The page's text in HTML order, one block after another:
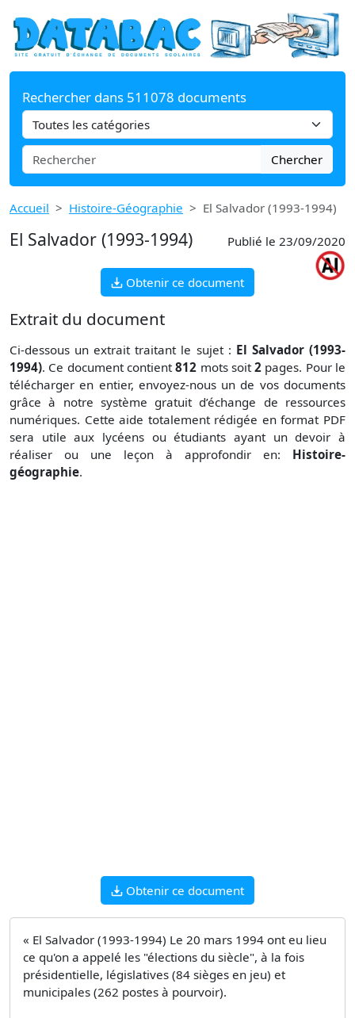
Rechercher dans 511078 documents
Chercher
Accueil Histoire-Géographie El Salvador (1993-1994)
El Salvador (1993-1994) Publié le 23/09/2020
Obtenir ce document
Extrait du document
Ci-dessous un extrait traitant le sujet : El Salvador (1993-
1994). Ce document contient812 mots soit2 pages. Pour le
télécharger en entier, envoyez-nous un de vos documents
grâce à notre système gratuitd’échange de ressources
numériques. Cette aide totalement rédigée en format PDF
sera utile aux lycéens ou étudiants ayant un devoir à
réaliser ou une leçon à approfondir en: Histoire-
géographie.
Obtenir ce document
« El Salvador (1993-1994) Le 20 mars 1994 ont eu lieu
ce qu'on a appelé les "élections du siècle", à la fois
présidentielle, législatives (84 sièges en jeu) et
municipales (262 postes à pourvoir).